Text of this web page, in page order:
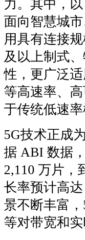
力。其中，
面向智慧城
用具有连接
及以上制式
性，更广泛
等高速率、
于传统低速
5G技术正成
据 ABI 数据
2,110 万片，
长率预计高
景不断丰富
等对带宽和